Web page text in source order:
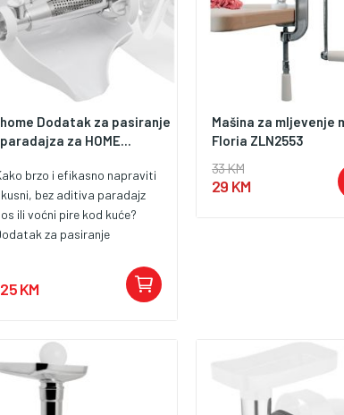
home Dodatak za pasiranje
paradajza za HOME...
brzo i efikasno napraviti
bez aditiva paradajz
ili voćni pire kod kuće?
za pasiranje
je idealan dodatak za mlinac za
meso HOME HGHD1200, koji
glatki pire – bilo da su to
bobičasto voće ili
čak domaća dječija hrana. -
25 KM
Mašina za mljevenje
Floria ZLN2553
33 KM
29 KM